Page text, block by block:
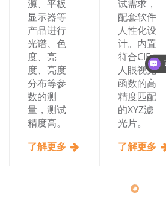
源、平板
显示器等
产品进行
光谱、色
度、亮
度、亮度
分布等参
数的测
量，测试
精度高。
了解更多
试需求，
配套软件
人性化设
计。内置
符合CIE
人眼视觉
函数的高
精度匹配
的XYZ滤
光片。
了解更多